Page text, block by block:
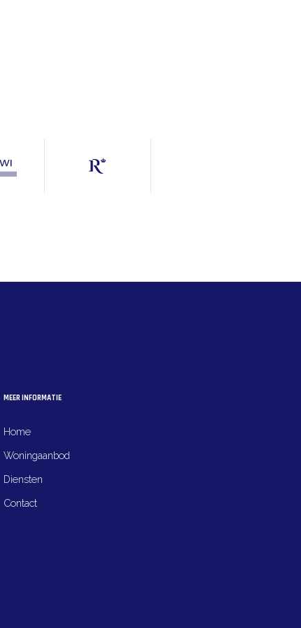
MEER INFORMATIE
Home
Woningaanbod
Diensten
Contact